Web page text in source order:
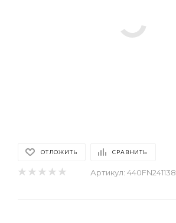
ОТЛОЖИТЬ СРАВНИТЬ
Артикул: 440FN241138